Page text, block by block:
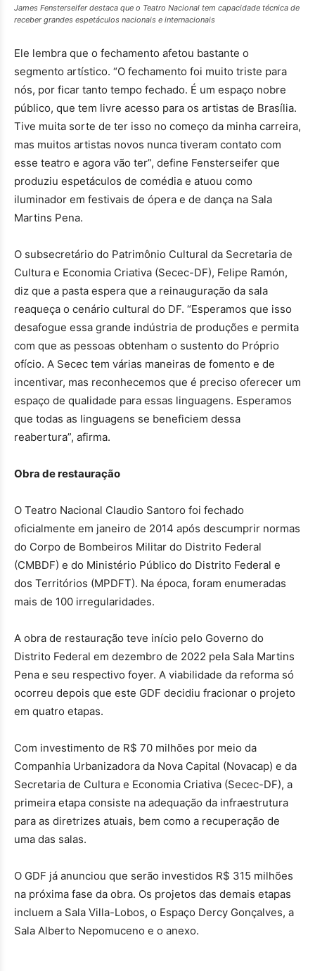
James Fensterseifer destaca que o Teatro Nacional tem capacidade técnica de
receber grandes espetáculos nacionais e internacionais
Ele lembra que o fechamento afetou bastante o
segmento artístico. “O fechamento foi muito triste para
nós, por ficar tanto tempo fechado. É um espaço nobre
público, que tem livre acesso para os artistas de Brasília.
Tive muita sorte de ter isso no começo da minha carreira,
mas muitos artistas novos nunca tiveram contato com
esse teatro e agora vão ter”, define Fensterseifer que
produziu espetáculos de comédia e atuou como
iluminador em festivais de ópera e de dança na Sala
Martins Pena.
O subsecretário do Patrimônio Cultural da Secretaria de
Cultura e Economia Criativa (Secec-DF), Felipe Ramón,
diz que a pasta espera que a reinauguração da sala
reaqueça o cenário cultural do DF. “Esperamos que isso
desafogue essa grande indústria de produções e permita
com que as pessoas obtenham o sustento do Próprio
ofício. A Secec tem várias maneiras de fomento e de
incentivar, mas reconhecemos que é preciso oferecer um
espaço de qualidade para essas linguagens. Esperamos
que todas as linguagens se beneficiem dessa
reabertura”, afirma.
Obra de restauração
O Teatro Nacional Claudio Santoro foi fechado
oficialmente em janeiro de 2014 após descumprir normas
do Corpo de Bombeiros Militar do Distrito Federal
(CMBDF) e do Ministério Público do Distrito Federal e
dos Territórios (MPDFT). Na época, foram enumeradas
mais de 100 irregularidades.
A obra de restauração teve início pelo Governo do
Distrito Federal em dezembro de 2022 pela Sala Martins
Pena e seu respectivo foyer. A viabilidade da reforma só
ocorreu depois que este GDF decidiu fracionar o projeto
em quatro etapas.
Com investimento de R$ 70 milhões por meio da
Companhia Urbanizadora da Nova Capital (Novacap) e da
Secretaria de Cultura e Economia Criativa (Secec-DF), a
primeira etapa consiste na adequação da infraestrutura
para as diretrizes atuais, bem como a recuperação de
uma das salas.
O GDF já anunciou que serão investidos R$ 315 milhões
na próxima fase da obra. Os projetos das demais etapas
incluem a Sala Villa-Lobos, o Espaço Dercy Gonçalves, a
Sala Alberto Nepomuceno e o anexo.